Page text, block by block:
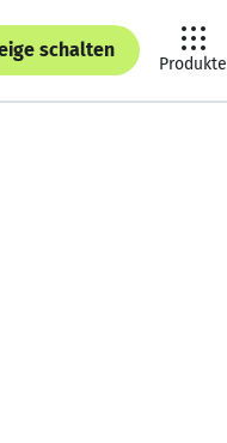
schalten
Produkte